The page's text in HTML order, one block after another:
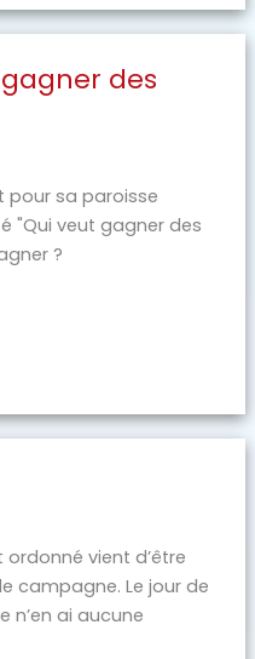
des
pour sa paroisse
"Qui veut gagner des
?
vient d’être
campagne. Le jour de
n’en ai aucune